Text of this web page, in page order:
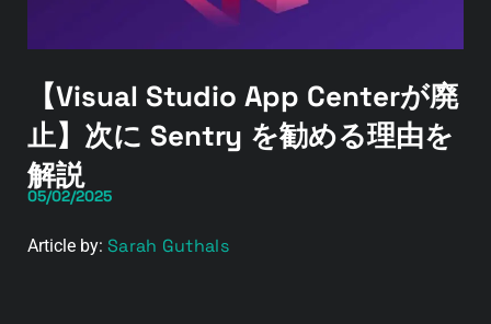
【Visual Studio App Centerが廃
止】次に Sentry を勧める理由を
解説
05/02/2025
Article by: Sarah Guthals